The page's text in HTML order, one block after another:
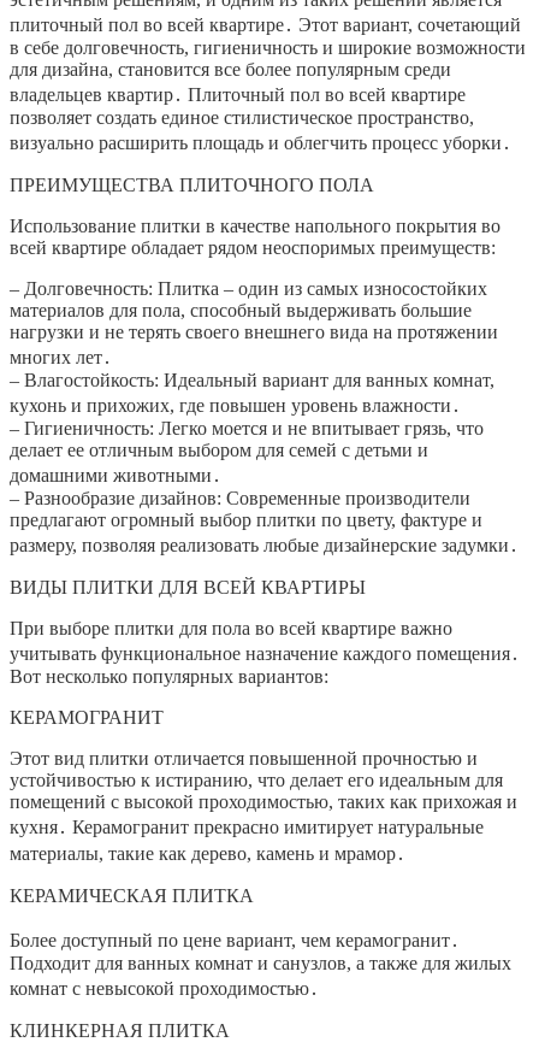
плиточный пол во всей квартире․ Этот вариант, сочетающий
в себе долговечность, гигиеничность и широкие возможности
для дизайна, становится все более популярным среди
владельцев квартир․ Плиточный пол во всей квартире
позволяет создать единое стилистическое пространство,
визуально расширить площадь и облегчить процесс уборки․
ПРЕИМУЩЕСТВА ПЛИТОЧНОГО ПОЛА
Использование плитки в качестве напольного покрытия во
всей квартире обладает рядом неоспоримых преимуществ:
– Долговечность: Плитка – один из самых износостойких
материалов для пола, способный выдерживать большие
нагрузки и не терять своего внешнего вида на протяжении
многих лет․
– Влагостойкость: Идеальный вариант для ванных комнат,
кухонь и прихожих, где повышен уровень влажности․
– Гигиеничность: Легко моется и не впитывает грязь, что
делает ее отличным выбором для семей с детьми и
домашними животными․
– Разнообразие дизайнов: Современные производители
предлагают огромный выбор плитки по цвету, фактуре и
размеру, позволяя реализовать любые дизайнерские задумки․
ВИДЫ ПЛИТКИ ДЛЯ ВСЕЙ КВАРТИРЫ
При выборе плитки для пола во всей квартире важно
учитывать функциональное назначение каждого помещения․
Вот несколько популярных вариантов:
КЕРАМОГРАНИТ
Этот вид плитки отличается повышенной прочностью и
устойчивостью к истиранию, что делает его идеальным для
помещений с высокой проходимостью, таких как прихожая и
кухня․ Керамогранит прекрасно имитирует натуральные
материалы, такие как дерево, камень и мрамор․
КЕРАМИЧЕСКАЯ ПЛИТКА
Более доступный по цене вариант, чем керамогранит․
Подходит для ванных комнат и санузлов, а также для жилых
комнат с невысокой проходимостью․
КЛИНКЕРНАЯ ПЛИТКА